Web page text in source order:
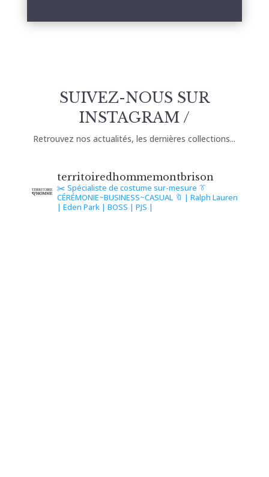
SUIVEZ-NOUS SUR
INSTAGRAM /
Retrouvez nos actualités, les dernières collections...
territoiredhommemontbrison
✂️ Spécialiste de costume sur-mesure 👔
CÉRÉMONIE~BUSINESS~CASUAL🔖 | Ralph Lauren
| Eden Park | BOSS | PJS |